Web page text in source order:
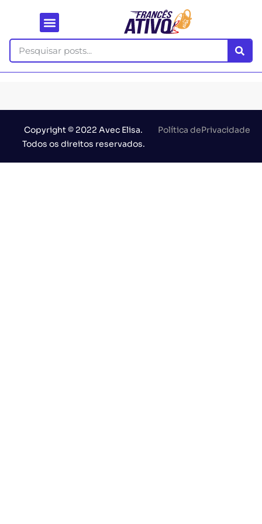
Copyright © 2022 Avec Elisa.
Todos os direitos reservados.
Política dePrivacidade